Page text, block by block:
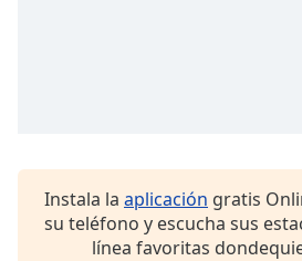
Background
ColorInstala la aplicación gratis
su teléfono y escucha sus
línea favoritas